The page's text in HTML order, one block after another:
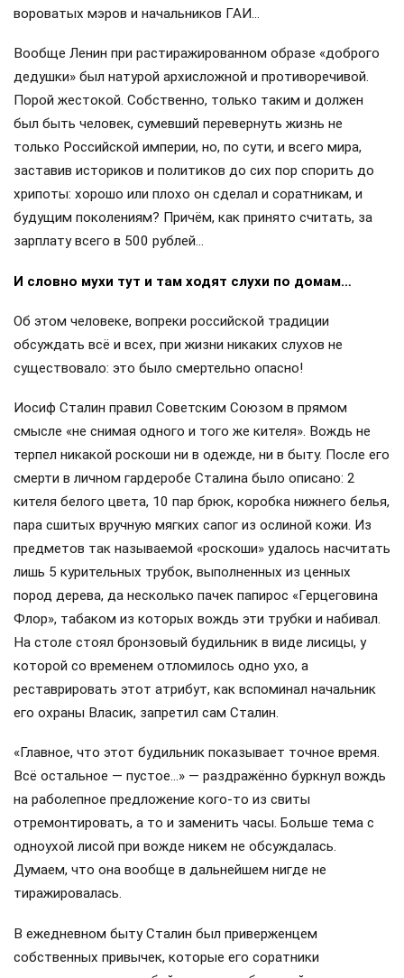
вороватых мэров и начальников ГАИ…
Вообще Ленин при растиражированном образе «доброго
дедушки» был натурой архисложной и противоречивой.
Порой жестокой. Собственно, только таким и должен
был быть человек, сумевший перевернуть жизнь не
только Российской империи, но, по сути, и всего мира,
заставив историков и политиков до сих пор спорить до
хрипоты: хорошо или плохо он сделал и соратникам, и
будущим поколениям? Причём, как принято считать, за
зарплату всего в 500 рублей…
И словно мухи тут и там ходят слухи по домам…
Об этом человеке, вопреки российской традиции
обсуждать всё и всех, при жизни никаких слухов не
существовало: это было смертельно опасно!
Иосиф Сталин правил Советским Союзом в прямом
смысле «не снимая одного и того же кителя». Вождь не
терпел никакой роскоши ни в одежде, ни в быту. После его
смерти в личном гардеробе Сталина было описано: 2
кителя белого цвета, 10 пар брюк, коробка нижнего белья,
пара сшитых вручную мягких сапог из ослиной кожи. Из
предметов так называемой «роскоши» удалось насчитать
лишь 5 курительных трубок, выполненных из ценных
пород дерева, да несколько пачек папирос «Герцеговина
Флор», табаком из которых вождь эти трубки и набивал.
На столе стоял бронзовый будильник в виде лисицы, у
которой со временем отломилось одно ухо, а
реставрировать этот атрибут, как вспоминал начальник
его охраны Власик, запретил сам Сталин.
«Главное, что этот будильник показывает точное время.
Всё остальное — пустое…» — раздражённо буркнул вождь
на раболепное предложение кого-то из свиты
отремонтировать, а то и заменить часы. Больше тема с
одноухой лисой при вожде никем не обсуждалась.
Думаем, что она вообще в дальнейшем нигде не
тиражировалась.
В ежедневном быту Сталин был приверженцем
собственных привычек, которые его соратники